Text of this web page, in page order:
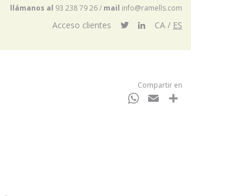
Acceso clientes CA ES
llámanos al 93 238 79 26/ mail info@ramells.com
Compartir en
WhatsApp
Email